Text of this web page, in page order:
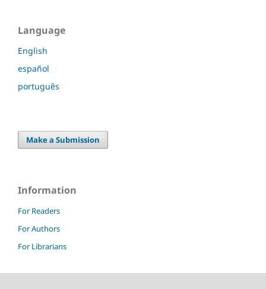
Language
English
español
português
Make a Submission
Information
For Readers
For Authors
For Librarians